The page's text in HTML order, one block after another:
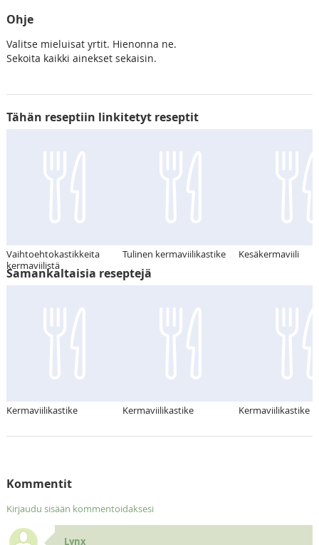
Ohje
Valitse mieluisat yrtit. Hienonna ne.
Sekoita kaikki ainekset sekaisin.
Tähän reseptiin linkitetyt reseptit
Vaihtoehtokastikkeita
kermaviilistä
Tulinen kermaviilikastike Kesäkermaviili
Samankaltaisia reseptejä
Kermaviilikastike Kermaviilikastike Kermaviilikastike
Kommentit
Kirjaudu sisään kommentoidaksesi
Lynx